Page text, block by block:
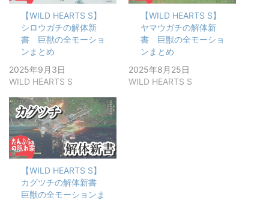
【WILD HEARTS S】
シロウガチの解体新
書 巨獣の全モーショ
ンまとめ
2025年9月3日
WILD HEARTS S
【WILD HEARTS S】
ヤマウガチの解体新
書 巨獣の全モーショ
ンまとめ
2025年8月25日
WILD HEARTS S
【WILD HEARTS S】
カグツチの解体新書
巨獣の全モーションま